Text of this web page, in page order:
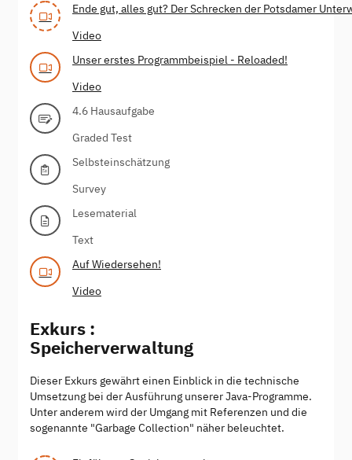
Ende gut, alles gut? Der Schrecken der Potsdamer
Video
Unser erstes Programmbeispiel - Reloaded!
Video
4.6 Hausaufgabe
Graded Test
Selbsteinschätzung
Survey
Lesematerial
Text
Auf Wiedersehen!
Video
Exkurs :
Speicherverwaltung
Dieser Exkurs gewährt einen Einblick in die technische
Umsetzung bei der Ausführung unserer Java-Programme.
Unter anderem wird der Umgang mit Referenzen und die
sogenannte "Garbage Collection" näher beleuchtet.